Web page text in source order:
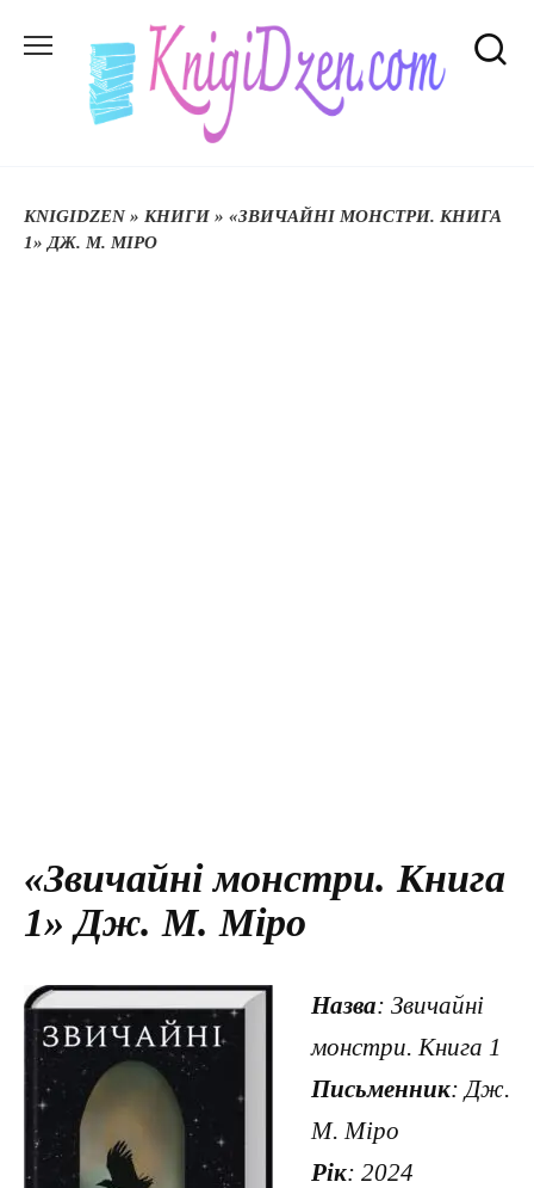
до
KNIGIDZEN» КНИГИ » «ЗВИЧАЙНІ МОНСТРИ. КНИГА
1» ДЖ. М. МІРО
«Звичайні монстри. Книга
1» Дж. М. Міро
Назва: Звичайні
монстри. Книга 1
Письменник: Дж.
М. Міро
Рік: 2024